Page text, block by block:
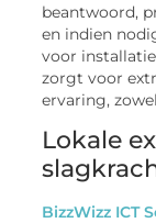
beantwoord,
en indien
voor
zorgt voor
ervaring,
Lokale
BizzWizz ICT